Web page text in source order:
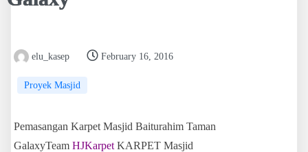
elu_kasep February 16, 2016
Proyek Masjid
Pemasangan Karpet Masjid Baiturahim Taman
GalaxyTeam HJKarpet KARPET Masjid